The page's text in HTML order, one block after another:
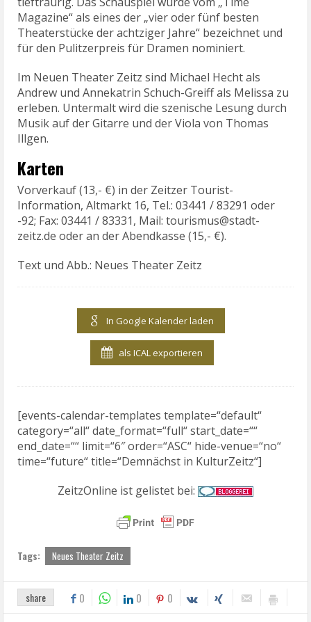
Magazine“ als eines der „vier oder fünf besten
Theaterstücke der achtziger Jahre“ bezeichnet und
für den Pulitzerpreis für Dramen nominiert.
Im Neuen Theater Zeitz sind Michael Hecht als
Andrew und Annekatrin Schuch-Greiff als Melissa zu
erleben. Untermalt wird die szenische Lesung durch
Musik auf der Gitarre und der Viola von Thomas
Illgen.
Karten
Vorverkauf (13,- €) in der Zeitzer Tourist-
Information, Altmarkt 16, Tel.: 03441 / 83291 oder
-92; Fax: 03441 / 83331, Mail: tourismus@stadt-
zeitz.de oder an der Abendkasse (15,- €).
Text und Abb.: Neues Theater Zeitz
In Google Kalender laden
als ICAL exportieren
[events-calendar-templates template=“default“
category=“all“ date_format=“full“ start_date=““
end_date=““ limit=“6″ order=“ASC“ hide-venue=“no“
time=“future“ title=“Demnächst in KulturZeitz“]
ZeitzOnline ist gelistet bei:
Tags: Neues Theater Zeitz
share 0 0 0